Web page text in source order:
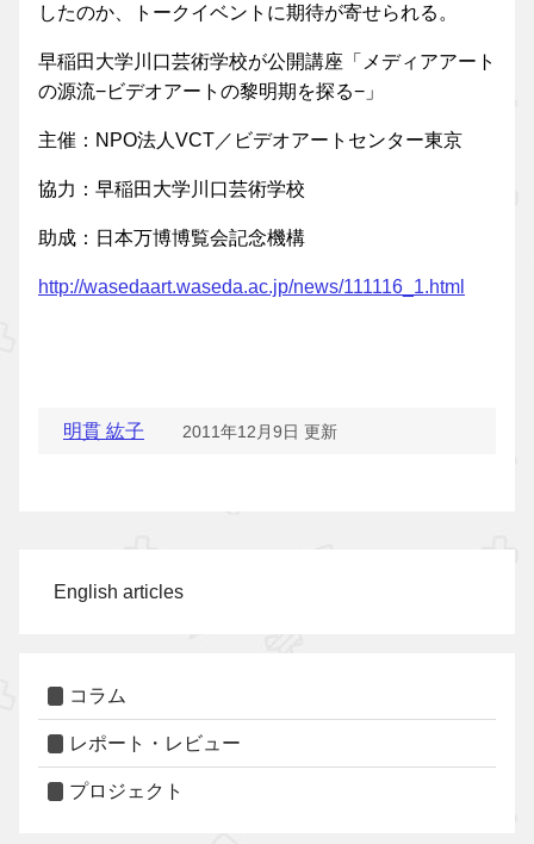
したのか、トークイベントに期待が寄せられる。
早稲田大学川口芸術学校が公開講座「メディアアート
の源流−ビデオアートの黎明期を探る−」
主催：NPO法人VCT／ビデオアートセンター東京
協力：早稲田大学川口芸術学校
助成：日本万博博覧会記念機構
http://wasedaart.waseda.ac.jp/news/111116_1.html
明貫 紘子 2011年12月9日 更新
English articles
コラム
レポート・レビュー
プロジェクト